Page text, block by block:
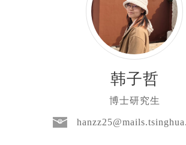
韩子哲
博士研究生